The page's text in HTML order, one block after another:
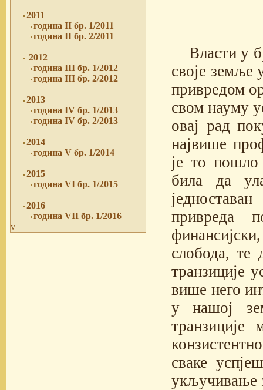
2011
година II бр. 1/2011
година II бр. 2/2011
2012
година III бр. 1/2012
година III бр. 2/2012
2013
година IV бр. 1/2013
година IV бр. 2/2013
2014
година V бр. 1/2014
2015
година VI бр. 1/2015
2016
година VII бр. 1/2016
v
Власти у
своје земље
привредом
свом науму
овај рад
највише
је то пошло
била да
привреда
слобода, те
транзиције
више него
у нашој
транзиције
сваке
укључивање